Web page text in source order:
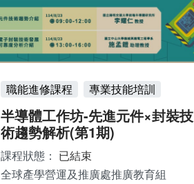
職能進修課程 專業技能培訓
半導體工作坊-先進元件×封裝技
術趨勢解析(第1期)
課程狀態： 已結束
全球產學營運及推廣處推廣教育組